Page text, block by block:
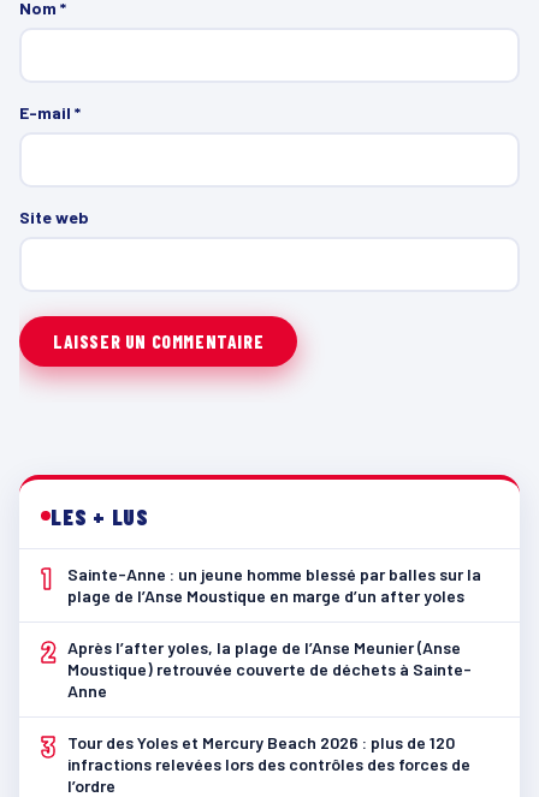
Nom *
E-mail *
Site web
LES + LUS
1
Sainte-Anne : un jeune homme blessé par balles sur la
plage de l’Anse Moustique en marge d’un after yoles
2 Après l’after yoles, la plage de l’Anse Meunier (Anse
Moustique) retrouvée couverte de déchets à Sainte-
Anne
3
Tour des Yoles et Mercury Beach 2026 : plus de 120
infractions relevées lors des contrôles des forces de
l’ordre